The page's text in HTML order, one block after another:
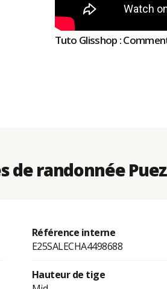
Tuto Glisshop :
de randonnée
Référence interne
E25SALECHA4498688
Hauteur de tige